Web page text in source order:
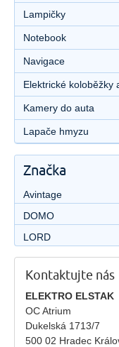
Lampičky
Notebook
Navigace
Elektrické koloběžky
Kamery do auta
Lapače hmyzu
Značka
Avintage
DOMO
LORD
Kontaktujte nás
ELEKTRO ELSTAK
OC Atrium
Dukelská 1713/7
500 02 Hradec